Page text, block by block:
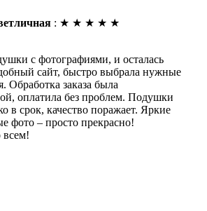
: ★ ★ ★ ★ ★
с фотографиями, и осталась
сайт, быстро выбрала нужные
Обработка заказа была
оплатила без проблем. Подушки
в срок, качество поражает. Яркие
фото – просто прекрасно!
всем!